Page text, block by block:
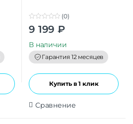
0
o
t
o
f
5
(0)
9 199 ₽
В наличии
Гарантия 12 месяцев
Купить в 1 клик
Сравнение